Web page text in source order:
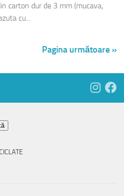
carton dur de 3 mm (mucava,
cu...
Pagina următoare »